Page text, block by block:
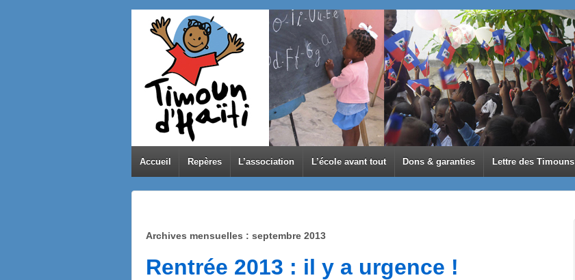
Accueil Repères L’association L’école avant tout Dons & garanties Lettre des Timouns
Archives mensuelles : septembre 2013
Rentrée 2013 : il y a urgence !